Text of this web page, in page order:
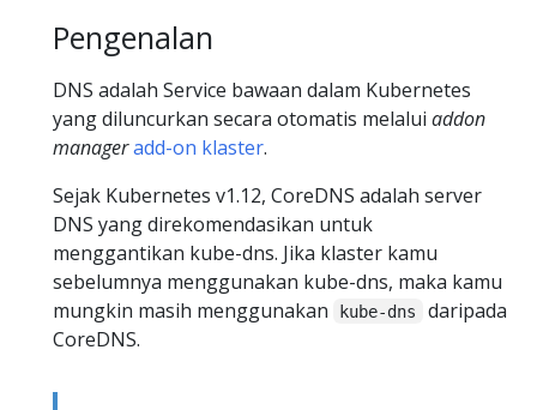
Pengenalan
DNS adalah Service bawaan dalam Kubernetes
yang diluncurkan secara otomatis melalui addon
manageradd-on klaster.
Sejak Kubernetes v1.12, CoreDNS adalah server
DNS yang direkomendasikan untuk
menggantikan kube-dns. Jika klaster kamu
sebelumnya menggunakan kube-dns, maka kamu
mungkin masih menggunakan
kube-dns
daripada
CoreDNS.